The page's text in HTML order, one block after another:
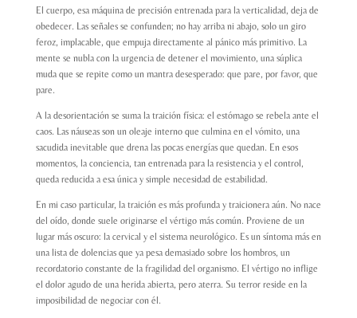
El cuerpo, esa máquina de precisión entrenada para la verticalidad, deja de
obedecer. Las señales se confunden; no hay arriba ni abajo, solo un giro
feroz, implacable, que empuja directamente al pánico más primitivo. La
mente se nubla con la urgencia de detener el movimiento, una súplica
muda que se repite como un mantra desesperado: que pare, por favor, que
pare.
A la desorientación se suma la traición física: el estómago se rebela ante el
caos. Las náuseas son un oleaje interno que culmina en el vómito, una
sacudida inevitable que drena las pocas energías que quedan. En esos
momentos, la conciencia, tan entrenada para la resistencia y el control,
queda reducida a esa única y simple necesidad de estabilidad.
En mi caso particular, la traición es más profunda y traicionera aún. No nace
del oído, donde suele originarse el vértigo más común. Proviene de un
lugar más oscuro: la cervical y el sistema neurológico. Es un síntoma más en
una lista de dolencias que ya pesa demasiado sobre los hombros, un
recordatorio constante de la fragilidad del organismo. El vértigo no inflige
el dolor agudo de una herida abierta, pero aterra. Su terror reside en la
imposibilidad de negociar con él.